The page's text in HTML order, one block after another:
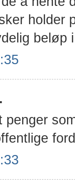
holder
beløp
penger